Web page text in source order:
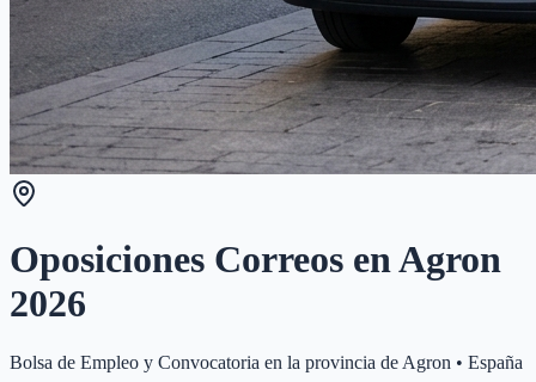
Oposiciones Correos enAgron
2026
Bolsa de Empleo y Convocatoria en la provincia de Agron • España